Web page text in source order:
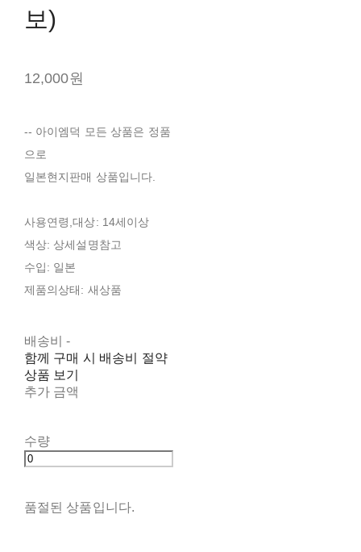
보)
12,000원
-- 아이엠덕 모든 상품은 정품
으로
일본현지판매 상품입니다.
사용연령,대상: 14세이상
색상: 상세설명참고
수입: 일본
제품의상태: 새상품
배송비-
함께 구매 시 배송비 절약
상품 보기
추가 금액
수량
품절된 상품입니다.